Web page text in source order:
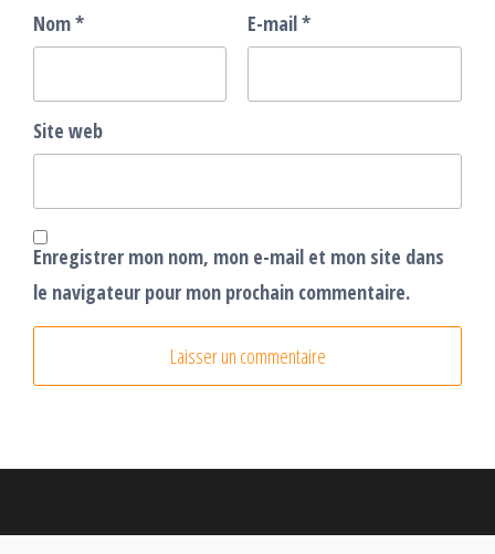
Nom* E-mail*
Site web
Enregistrer mon nom, mon e-mail et mon site dans
le navigateur pour mon prochain commentaire.